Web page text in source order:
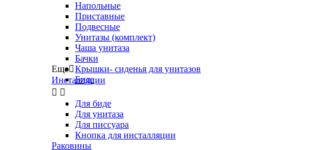
Напольные
Приставные
Подвесные
Унитазы (комплект)
Чаша унитаза
Бачки
Крышки- сиденья для унитазов
Биде
Еще
Инсталляции
 
Для биде
Для унитаза
Для писсуара
Кнопка для инсталляции
Раковины